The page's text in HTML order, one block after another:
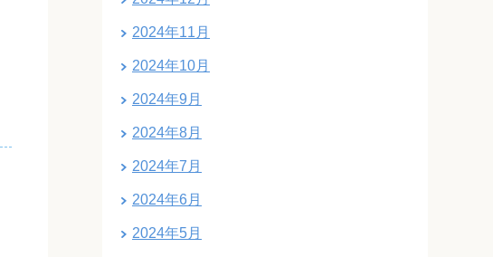
2024年11月
2024年10月
2024年9月
2024年8月
2024年7月
2024年6月
2024年5月